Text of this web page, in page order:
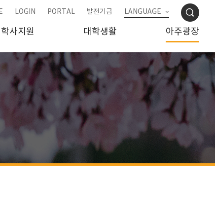
LOGIN PORTAL 발전기금 LANGUAGE
학사지원 대학생활 아주광장